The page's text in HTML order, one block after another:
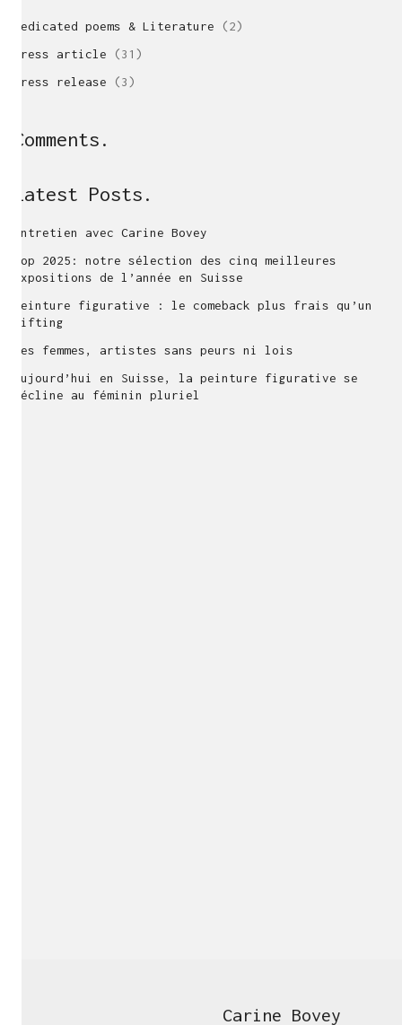
Dedicated poems & Literature (2)
Press article (31)
Press release (3)
Comments.
Latest Posts.
Entretien avec Carine Bovey
Top 2025: notre sélection des cinq meilleures
expositions de l’année en Suisse
Peinture figurative : le comeback plus frais qu’un
lifting
Ces femmes, artistes sans peurs ni lois
Aujourd’hui en Suisse, la peinture figurative se
décline au féminin pluriel
Carine Bovey